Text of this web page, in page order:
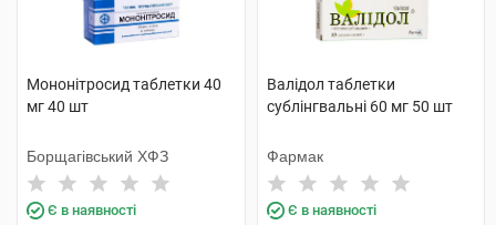
Мононітросид таблетки 40
мг 40 шт
Борщагівський ХФЗ
Є в наявності
Валідол таблетки
сублінгвальні 60 мг 50 шт
Фармак
Є в наявності